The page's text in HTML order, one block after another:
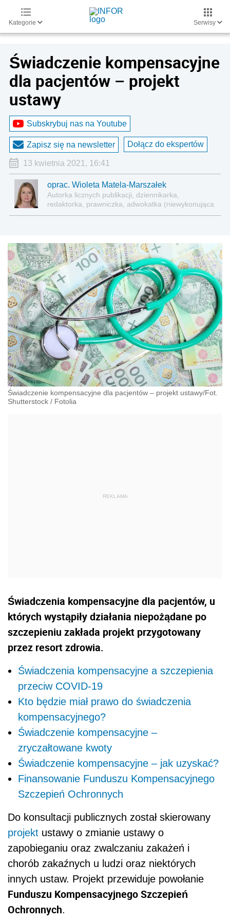
Kategorie Serwisy
Świadczenie kompensacyjne
dla pacjentów – projekt
ustawy
Subskrybuj nas na Youtube
Zapisz się na newsletter Dołącz do ekspertów
13 kwietnia 2021, 16:41
oprac. Wioleta Matela-Marszałek
Autorka licznych publikacji, dziennikarka,
redaktorka, prawniczka, adwokatka (niewykonująca
Świadczenie kompensacyjne dla pacjentów – projekt ustawy/Fot.
Shutterstock / Fotolia
Świadczenia kompensacyjne dla pacjentów, u
których wystąpiły działania niepożądane po
szczepieniu zakłada projekt przygotowany
przez resort zdrowia.
Świadczenia kompensacyjne a szczepienia
przeciw COVID-19
Kto będzie miał prawo do świadczenia
kompensacyjnego?
Świadczenie kompensacyjne –
zryczałtowane kwoty
Świadczenie kompensacyjne – jak uzyskać?
Finansowanie Funduszu Kompensacyjnego
Szczepień Ochronnych
Do konsultacji publicznych został skierowany
projekt ustawy o zmianie ustawy o
zapobieganiu oraz zwalczaniu zakażeń i
chorób zakaźnych u ludzi oraz niektórych
innych ustaw. Projekt przewiduje powołanie
Funduszu Kompensacyjnego Szczepień
Ochronnych.